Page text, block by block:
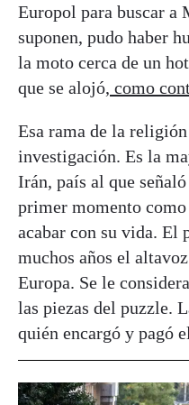
Europol para buscar a
suponen, pudo haber
la moto cerca de un
que se alojó, como
Esa rama de la
investigación. Es la
Irán, país al que
primer momento
acabar con su vida. El
muchos años el
Europa. Se le
las piezas del puzzle.
quién encargó y pagó